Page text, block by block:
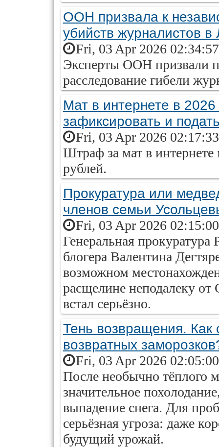
ООН призвала к
убийств журналистов в
Fri, 03 Apr 2026
Эксперты ООН призвали
расследование гибели
Мат в интернете в
зафиксировать и
Fri, 03 Apr 2026
Штраф за мат в интернете
рублей.
Прокуратура или
членов семьи
Fri, 03 Apr 2026
Генеральная
блогера Валентина
возможном
расщелине неподалеку
встал серьёзно.
Тень возвращения. Как
возвратных
Fri, 03 Apr 2026
После необычно тёплого
значительное
выпадение снега. Для
серьёзная угроза: даже
будущий урожай.